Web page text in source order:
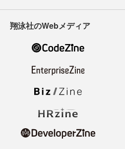
翔泳社のWebメディア